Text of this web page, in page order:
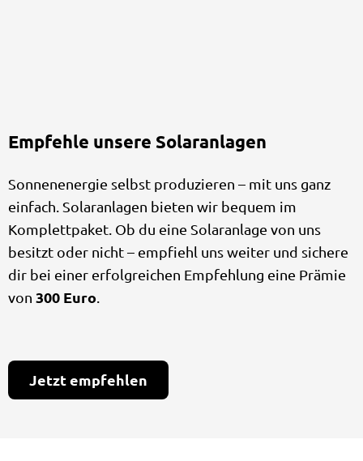
Empfehle unsere Solaranlagen
Sonnenenergie selbst produzieren – mit uns ganz
einfach. Solaranlagen bieten wir bequem im
Komplettpaket. Ob du eine Solaranlage von uns
besitzt oder nicht – empfiehl uns weiter und sichere
dir bei einer erfolgreichen Empfehlung eine Prämie
von 300 Euro.